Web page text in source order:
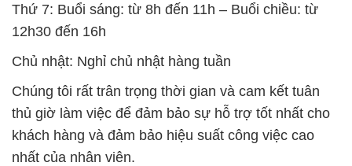
Thứ 7: Buổi sáng: từ 8h đến 11h – Buổi chiều: từ
12h30 đến 16h
Chủ nhật: Nghỉ chủ nhật hàng tuần
Chúng tôi rất trân trọng thời gian và cam kết tuân
thủ giờ làm việc để đảm bảo sự hỗ trợ tốt nhất cho
khách hàng và đảm bảo hiệu suất công việc cao
nhất của nhân viên.